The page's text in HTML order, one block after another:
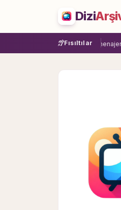
Dizi
Fısıltılar
Damla Sönmez, menajer